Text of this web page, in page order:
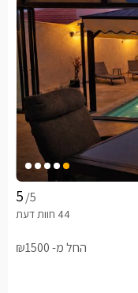
/5
החל מ- ₪1500